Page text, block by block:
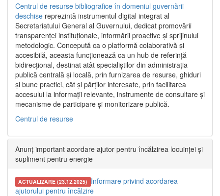
Centrul de resurse bibliografice în domeniul guvernării
deschise reprezintă instrumentul digital integrat al
Secretariatului General al Guvernului, dedicat promovării
transparenței instituționale, informării proactive și sprijinului
metodologic. Concepută ca o platformă colaborativă și
accesibilă, aceasta funcționează ca un hub de referință
bidirecțional, destinat atât specialiștilor din administrația
publică centrală și locală, prin furnizarea de resurse, ghiduri
și bune practici, cât și părților interesate, prin facilitarea
accesului la informații relevante, instrumente de consultare și
mecanisme de participare și monitorizare publică.
Centrul de resurse
Anunț important acordare ajutor pentru încălzirea locuinței și
supliment pentru energie
ACTUALIZARE (23.12.2025) Informare privind acordarea
ajutorului pentru încălzire